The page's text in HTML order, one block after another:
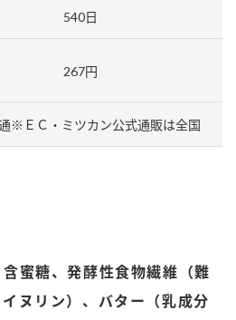
おすしの素
米飯用調味液
ンミュージアム）
康への取り組み
す
540日
267円
※ＥＣ・ミツカン公式通販は全国
蜜糖、発酵性食物繊維（難
ヌリン）、バター（乳成分